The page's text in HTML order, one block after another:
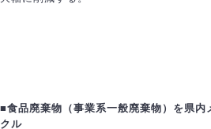
■食品廃棄物（事業系一般廃棄物）を県内
クル